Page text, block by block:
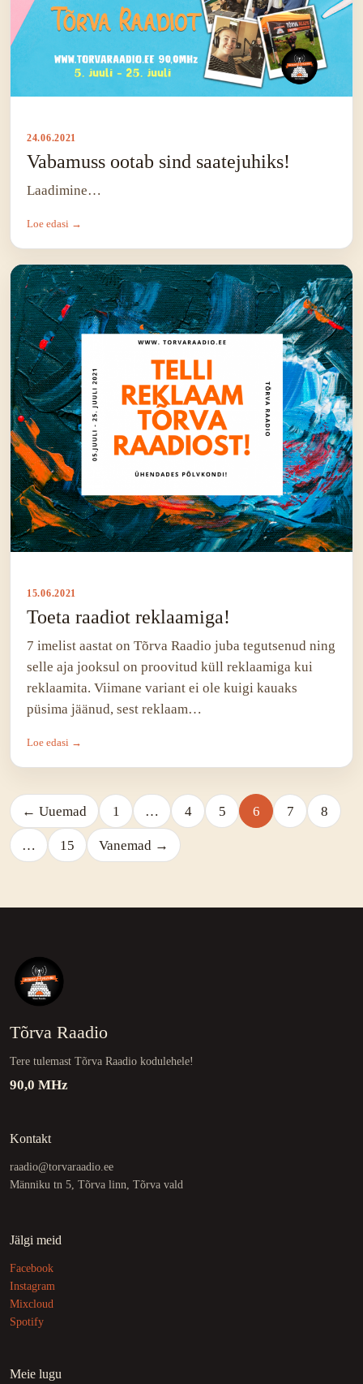
24.06.2021
Vabamuss ootab sind saatejuhiks!
Laadimine…
Loe edasi →
15.06.2021
Toeta raadiot reklaamiga!
7 imelist aastat on Tõrva Raadio juba tegutsenud ning
selle aja jooksul on proovitud küll reklaamiga kui
reklaamita. Viimane variant ei ole kuigi kauaks
püsima jäänud, sest reklaam…
Loe edasi →
← Uuemad 1 … 4 5 6 7 8
… 15 Vanemad →
Tõrva Raadio
Tere tulemast Tõrva Raadio kodulehele!
90,0 MHz
Kontakt
raadio@torvaraadio.ee
Männiku tn 5, Tõrva linn, Tõrva vald
Jälgi meid
Facebook
Instagram
Mixcloud
Spotify
Meie lugu